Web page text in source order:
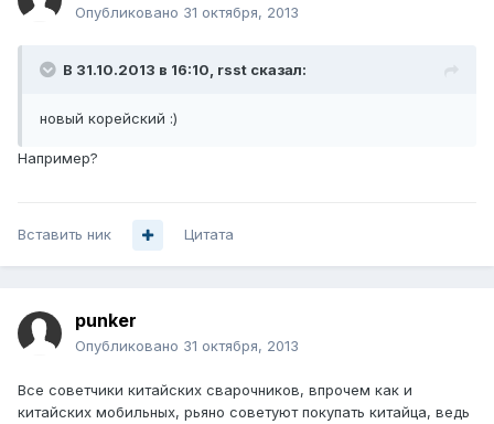
Опубликовано 31 октября, 2013
В 31.10.2013 в 16:10, rsst сказал:
новый корейский :)
Например?
Вставить ник Цитата
punker
Опубликовано 31 октября, 2013
Все советчики китайских сварочников, впрочем как и
китайских мобильных, рьяно советуют покупать китайца, ведь